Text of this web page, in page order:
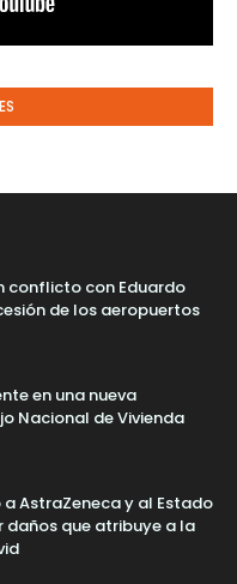
conflicto con Eduardo
de los aeropuertos
en una nueva
Nacional de Vivienda
AstraZeneca y al Estado
daños que atribuye a la